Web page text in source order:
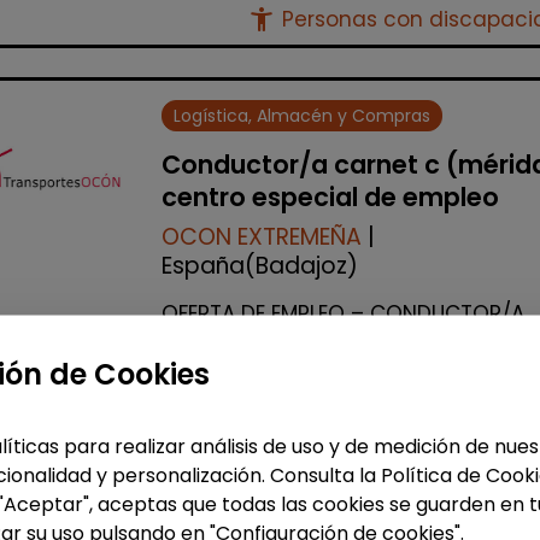
accessibility_new Personas con
Logística, Almacén y Compras
Conductor/a carnet c
centro especial de empleo
OCON EXTREMEÑA
España(Badajoz)
OFERTA DE EMPLEO – CONDUCTOR/A
CORREOS CON DISCAPACIDAD GRUPO
TRANSPORTES OCÓN busca
% de respuesta: 100,00%
de Cookies
para realizar análisis de uso y de medición de
y personalización. Consulta la Política de
aceptas que todas las cookies se guarden en
su uso pulsando en "Configuración de cookies".